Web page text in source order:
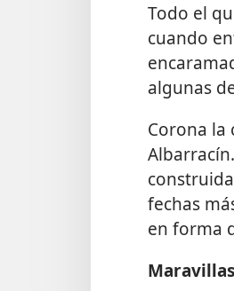
Todo el
cuando
algunas
Corona la
fechas
en forma